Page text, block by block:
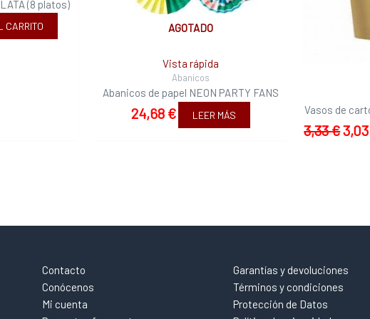
(8 platos)
CARRITO AGOTADO
Vista rápida
Abanicos
Abanicos de papel NEON PARTY FANS
24,68 € LEER MÁS Vasos de
3,33€3,03
Contacto
Conócenos
Mi cuenta
Garantías y devoluciones
Términos y condiciones
Protección de Datos